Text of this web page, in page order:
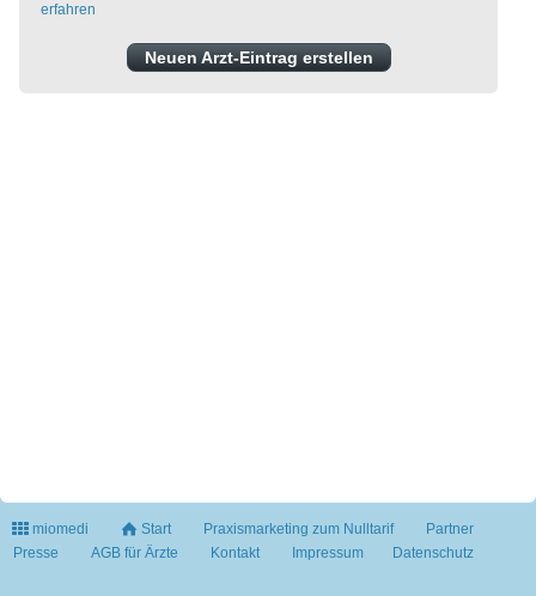
erfahren
Neuen Arzt-Eintrag erstellen
miomedi Start Praxismarketing zum Nulltarif
Partner
Presse
AGB für Ärzte Kontakt Impressum Datenschutz